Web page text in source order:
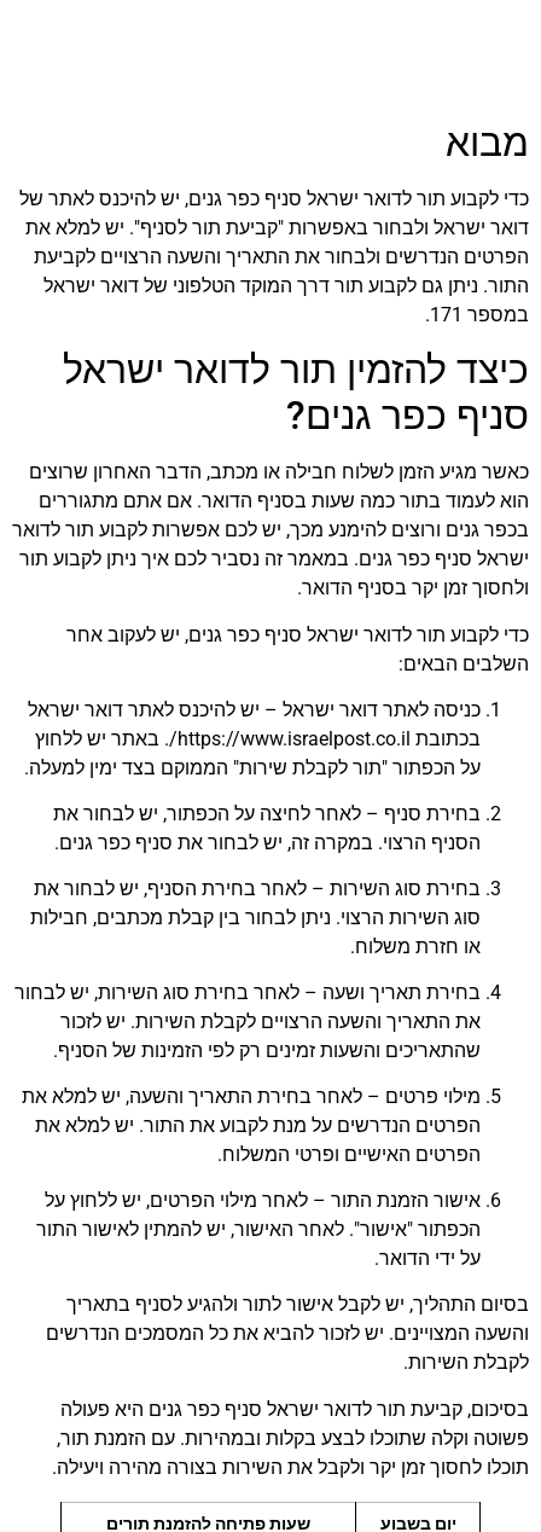
מבוא
כדי לקבוע תור לדואר ישראל סניף כפר גנים, יש להיכנס לאתר של
דואר ישראל ולבחור באפשרות "קביעת תור לסניף". יש למלא את
הפרטים הנדרשים ולבחור את התאריך והשעה הרצויים לקביעת
התור. ניתן גם לקבוע תור דרך המוקד הטלפוני של דואר ישראל
במספר 171.
כיצד להזמין תור לדואר ישראל
סניף כפר גנים?
כאשר מגיע הזמן לשלוח חבילה או מכתב, הדבר האחרון שרוצים
הוא לעמוד בתור כמה שעות בסניף הדואר. אם אתם מתגוררים
בכפר גנים ורוצים להימנע מכך, יש לכם אפשרות לקבוע תור לדואר
ישראל סניף כפר גנים. במאמר זה נסביר לכם איך ניתן לקבוע תור
ולחסוך זמן יקר בסניף הדואר.
כדי לקבוע תור לדואר ישראל סניף כפר גנים, יש לעקוב אחר
השלבים הבאים:
כניסה לאתר דואר ישראל – יש להיכנס לאתר דואר ישראל
בכתובת https://www.israelpost.co.il/. באתר יש ללחוץ
על הכפתור "תור לקבלת שירות" הממוקם בצד ימין למעלה.
בחירת סניף – לאחר לחיצה על הכפתור, יש לבחור את
הסניף הרצוי. במקרה זה, יש לבחור את סניף כפר גנים.
בחירת סוג השירות – לאחר בחירת הסניף, יש לבחור את
סוג השירות הרצוי. ניתן לבחור בין קבלת מכתבים, חבילות
או חזרת משלוח.
בחירת תאריך ושעה – לאחר בחירת סוג השירות, יש לבחור
את התאריך והשעה הרצויים לקבלת השירות. יש לזכור
שהתאריכים והשעות זמינים רק לפי הזמינות של הסניף.
מילוי פרטים – לאחר בחירת התאריך והשעה, יש למלא את
הפרטים הנדרשים על מנת לקבוע את התור. יש למלא את
הפרטים האישיים ופרטי המשלוח.
אישור הזמנת התור – לאחר מילוי הפרטים, יש ללחוץ על
הכפתור "אישור". לאחר האישור, יש להמתין לאישור התור
על ידי הדואר.
בסיום התהליך, יש לקבל אישור לתור ולהגיע לסניף בתאריך
והשעה המצויינים. יש לזכור להביא את כל המסמכים הנדרשים
לקבלת השירות.
בסיכום, קביעת תור לדואר ישראל סניף כפר גנים היא פעולה
פשוטה וקלה שתוכלו לבצע בקלות ובמהירות. עם הזמנת תור,
תוכלו לחסוך זמן יקר ולקבל את השירות בצורה מהירה ויעילה.
יום בשבוע שעות פתיחה להזמנת תורים